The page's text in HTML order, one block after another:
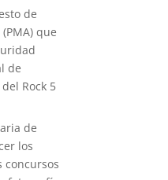
de
que
de
Rock 5
de
los
concursos